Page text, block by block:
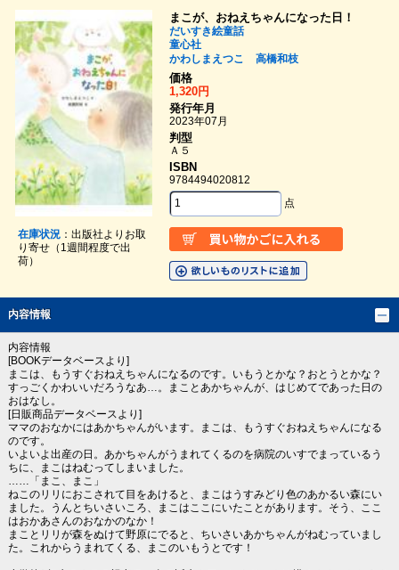
在庫状況：出版社よりお取
り寄せ（1週間程度で出
荷）
まこが、おねえちゃんになった日！
だいすき絵童話
童心社
かわしまえつこ
高橋和枝
価格
1,320円
発行年月
2023年07月
判型
Ａ５
ISBN
9784494020812
点
内容情報
内容情報
[BOOKデータベースより]
まこは、もうすぐおねえちゃんになるのです。いもうとかな？おとうとかな？
すっごくかわいいだろうなあ…。まことあかちゃんが、はじめてであった日の
おはなし。
[日販商品データベースより]
ママのおなかにはあかちゃんがいます。まこは、もうすぐおねえちゃんになる
のです。
いよいよ出産の日。あかちゃんがうまれてくるのを病院のいすでまっているう
ちに、まこはねむってしまいました。
……「まこ、まこ」
ねこのリリにおこされて目をあけると、まこはうすみどり色のあかるい森にい
ました。うんとちいさいころ、まこはここにいたことがあります。そう、ここ
はおかあさんのおなかのなか！
まことリリが森をぬけて野原にでると、ちいさいあかちゃんがねむっていまし
た。これからうまれてくる、まこのいもうとです！